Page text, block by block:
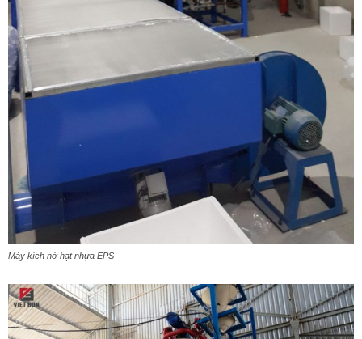
Máy kích nở hạt nhựa EPS